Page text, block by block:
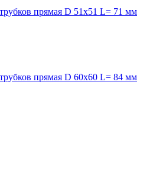
прямая D 51х51 L= 71 мм
прямая D 60х60 L= 84 мм